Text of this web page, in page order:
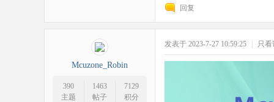
回复
Mcuzone_Robin
390
主题
1463
帖子
7129
积分
发表于 2023-7-27 10:59:25 只看